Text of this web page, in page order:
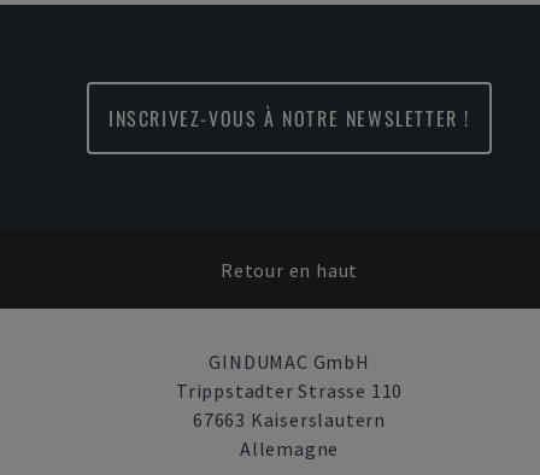
INSCRIVEZ-VOUS À NOTRE NEWSLETTER !
Retour en haut
GINDUMAC GmbH
Trippstadter Strasse 110
67663 Kaiserslautern
Allemagne